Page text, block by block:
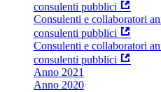
consulenti pubblici
Consulenti e collaboratori
consulenti pubblici
Consulenti e collaboratori
consulenti pubblici
Anno 2021
Anno 2020